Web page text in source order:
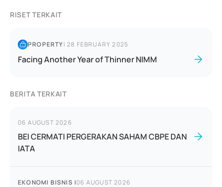
RISET TERKAIT
PROPERTY|28 FEBRUARY 2025
Facing Another Year of Thinner NIMM
BERITA TERKAIT
06 AUGUST 2026
BEI CERMATI PERGERAKAN SAHAM CBPE DAN
IATA
EKONOMI BISNIS |06 AUGUST 2026